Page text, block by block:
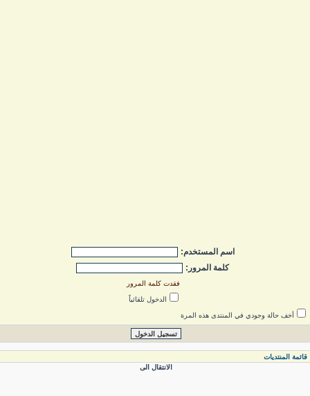
اسم المستخدم:
كلمة المرور:
فقدت كلمة المرور
الدخول تلقائياً
أخف حالة وجودي في المنتدى هذه المرة
المنتديات
الانتقال الى